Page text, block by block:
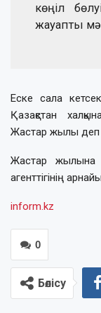
көңіл
жауапты
Еске сала
Қазақстан
Жастар жылы деп
Жастар жылына
агенттігінің
inform.kz
0
Бөлісу